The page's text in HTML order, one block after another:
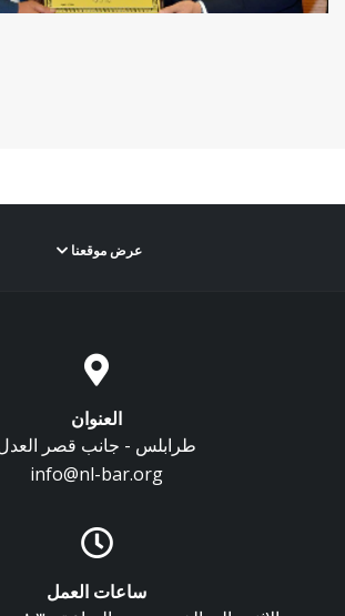
عرض موقعنا
العنوان
طرابلس - جانب قصر
info@nl-bar.org
ساعات العمل